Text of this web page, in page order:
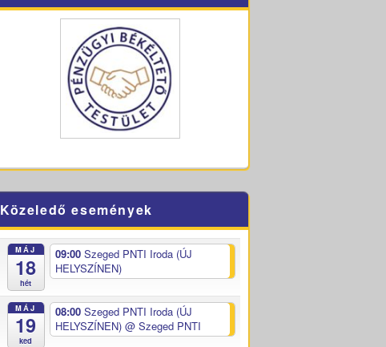
Közeledő események
MÁJ
18
hét
09:00 Szeged PNTI Iroda (ÚJ
HELYSZÍNEN)
MÁJ
19
ked
08:00 Szeged PNTI Iroda (ÚJ
HELYSZÍNEN) @ Szeged PNTI